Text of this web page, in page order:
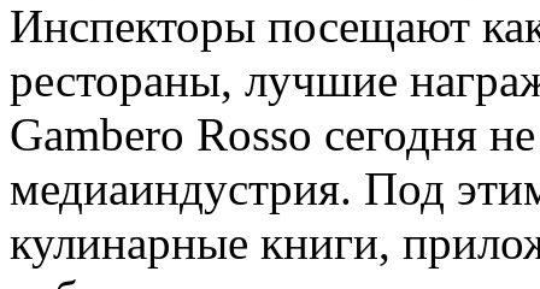
Инспекторы посещают
рестораны, лучшие
Gambero Rosso сегодня
медиаиндустрия. Под
кулинарные книги,